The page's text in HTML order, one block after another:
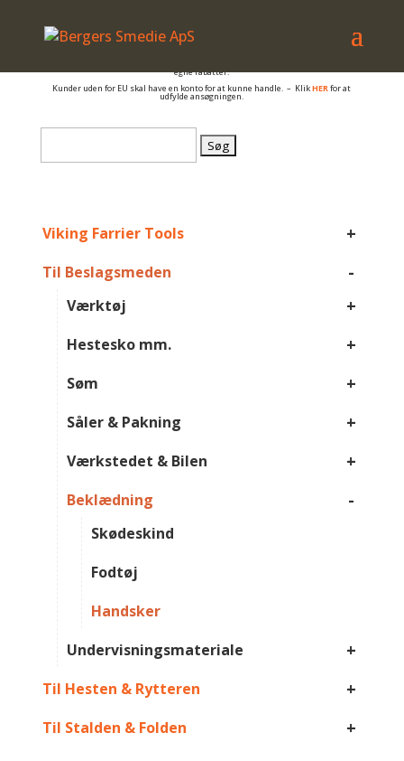
– også salg til PRIVATE
egne rabatter.
Kunder uden for EU skal have en konto for at kunne handle. – KlikHERfor at
udfylde ansøgningen.
efter:
Viking Farrier Tools +
Til Beslagsmeden -
Værktøj +
Hestesko mm. +
Søm +
Såler & Pakning +
Værkstedet & Bilen +
Beklædning -
Skødeskind
Fodtøj
Handsker
Undervisningsmateriale
+
Til Hesten & Rytteren +
Til Stalden & Folden +